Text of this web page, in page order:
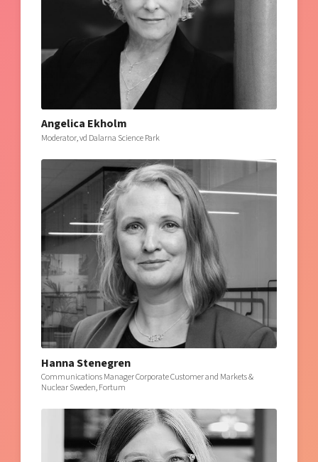
Angelica Ekholm
Moderator, vd Dalarna Science Park
Hanna Stenegren
Communications Manager Corporate Customer and Markets &
Nuclear Sweden, Fortum